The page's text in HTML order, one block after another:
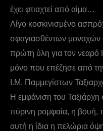
έχει φτιαχτεί από αίμα…
Λίγο κοσκινισμένο
σφαγιασθέντων μοναχών
πρώτη ύλη για τον νεαρό
μόνο που επέζησε από
Ι.Μ. Παμμεγίστων
Η εμφάνιση του
πύρινη ρομφαία, η βουή,
αυτή η ίδια η πελώρια